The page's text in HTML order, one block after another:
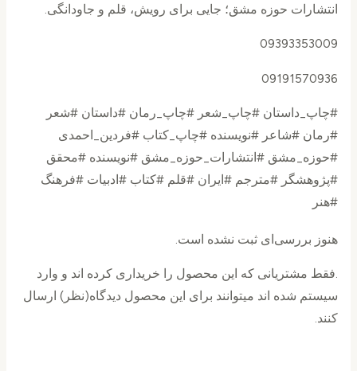
انتشارات حوزه مشق؛ جایی برای رویش، قلم و جاودانگی.
09393353009
09191570936
#چاپ_داستان #چاپ_شعر #چاپ_رمان #داستان #شعر
#رمان #شاعر #نویسنده #چاپ_کتاب #فردین_احمدی
#حوزه_مشق #انتشارات_حوزه_مشق #نویسنده #محقق
#پژوهشگر #مترجم #ایران #قلم #کتاب #ادبیات #فرهنگ
#هنر
هنوز بررسی‌ای ثبت نشده است.
.فقط مشتریانی که این محصول را خریداری کرده اند و وارد
سیستم شده اند میتوانند برای این محصول دیدگاه(نظر) ارسال
کنند.